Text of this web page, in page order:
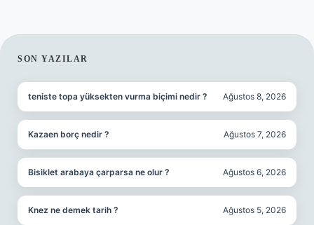
SIDEBAR
SON YAZILAR
teniste topa yüksekten vurma biçimi nedir ? Ağustos 8, 2026
Kazaen borç nedir ? Ağustos 7, 2026
Bisiklet arabaya çarparsa ne olur ? Ağustos 6, 2026
Knez ne demek tarih ? Ağustos 5, 2026